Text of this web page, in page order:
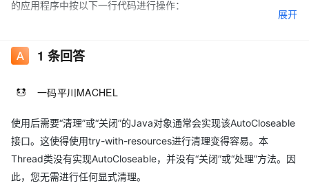
的应用程序中按以下一行代码进行操作：
后是否应该进行某种清理？我正在对该应用程序进行CPU性能分
程。
注意:我之所以启动一个新线程,而不是简单地定义this.runner线程,
是我有时需要同时运行this.runner两次(第一次运行调用完成之前),
我做不到,如果this.runner定义为一个线程从一个线程对象只能再次
运行一次初始执行完成。
展开
1 条回答
一码平川MACHEL
使用后需要“清理”或“关闭”的Java对象通常会实现该AutoCloseable
接口。这使得使用try-with-resources进行清理变得容易。本
Thread类没有实现AutoCloseable，并没有“关闭”或“处理”方法。因
此，您无需进行任何显式清理。